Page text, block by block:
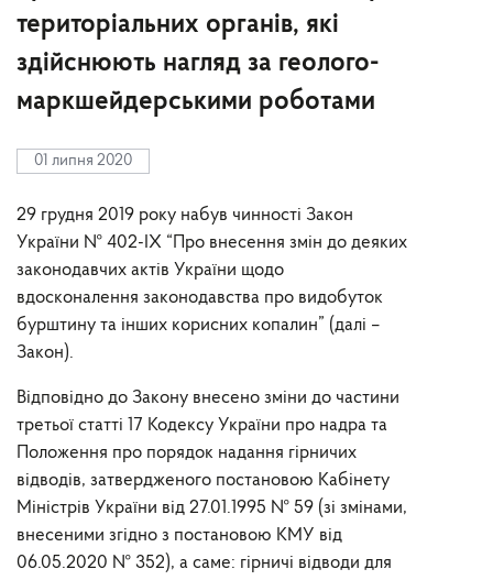
територіальних органів, які
здійснюють нагляд за геолого-
маркшейдерськими роботами
01 липня 2020
29 грудня 2019 року набув чинності Закон
України № 402-IX “Про внесення змін до деяких
законодавчих актів України щодо
вдосконалення законодавства про видобуток
бурштину та інших корисних копалин” (далі –
Закон).
Відповідно до Закону внесено зміни до частини
третьої статті 17 Кодексу України про надра та
Положення про порядок надання гірничих
відводів, затвердженого постановою Кабінету
Міністрів України від 27.01.1995 № 59 (зі змінами,
внесеними згідно з постановою КМУ від
06.05.2020 № 352), а саме: гірничі відводи для